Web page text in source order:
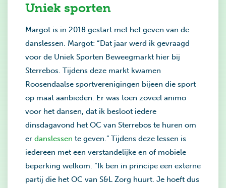
Uniek sporten
Margot is in 2018 gestart met het geven van de
danslessen. Margot: “Dat jaar werd ik gevraagd
voor de Uniek Sporten Beweegmarkt hier bij
Sterrebos. Tijdens deze markt kwamen
Roosendaalse sportverenigingen bijeen die sport
op maat aanbieden. Er was toen zoveel animo
voor het dansen, dat ik besloot iedere
dinsdagavond het OC van Sterrebos te huren om
er danslessen te geven.” Tijdens deze lessen is
iedereen met een verstandelijke en of mobiele
beperking welkom. “Ik ben in principe een externe
partij die het OC van S&L Zorg huurt. Je hoeft dus